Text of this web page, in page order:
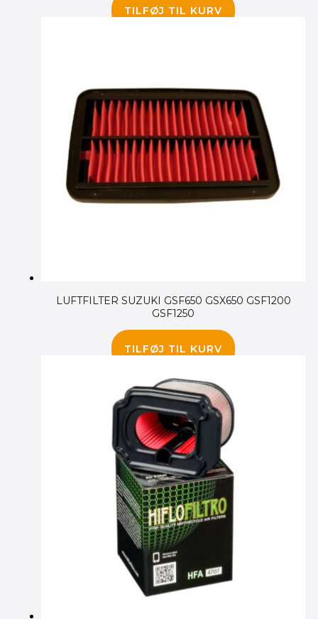
TILFØJ TIL KURV
LUFTFILTER SUZUKI GSF650 GSX650 GSF1200
GSF1250
TILFØJ TIL KURV